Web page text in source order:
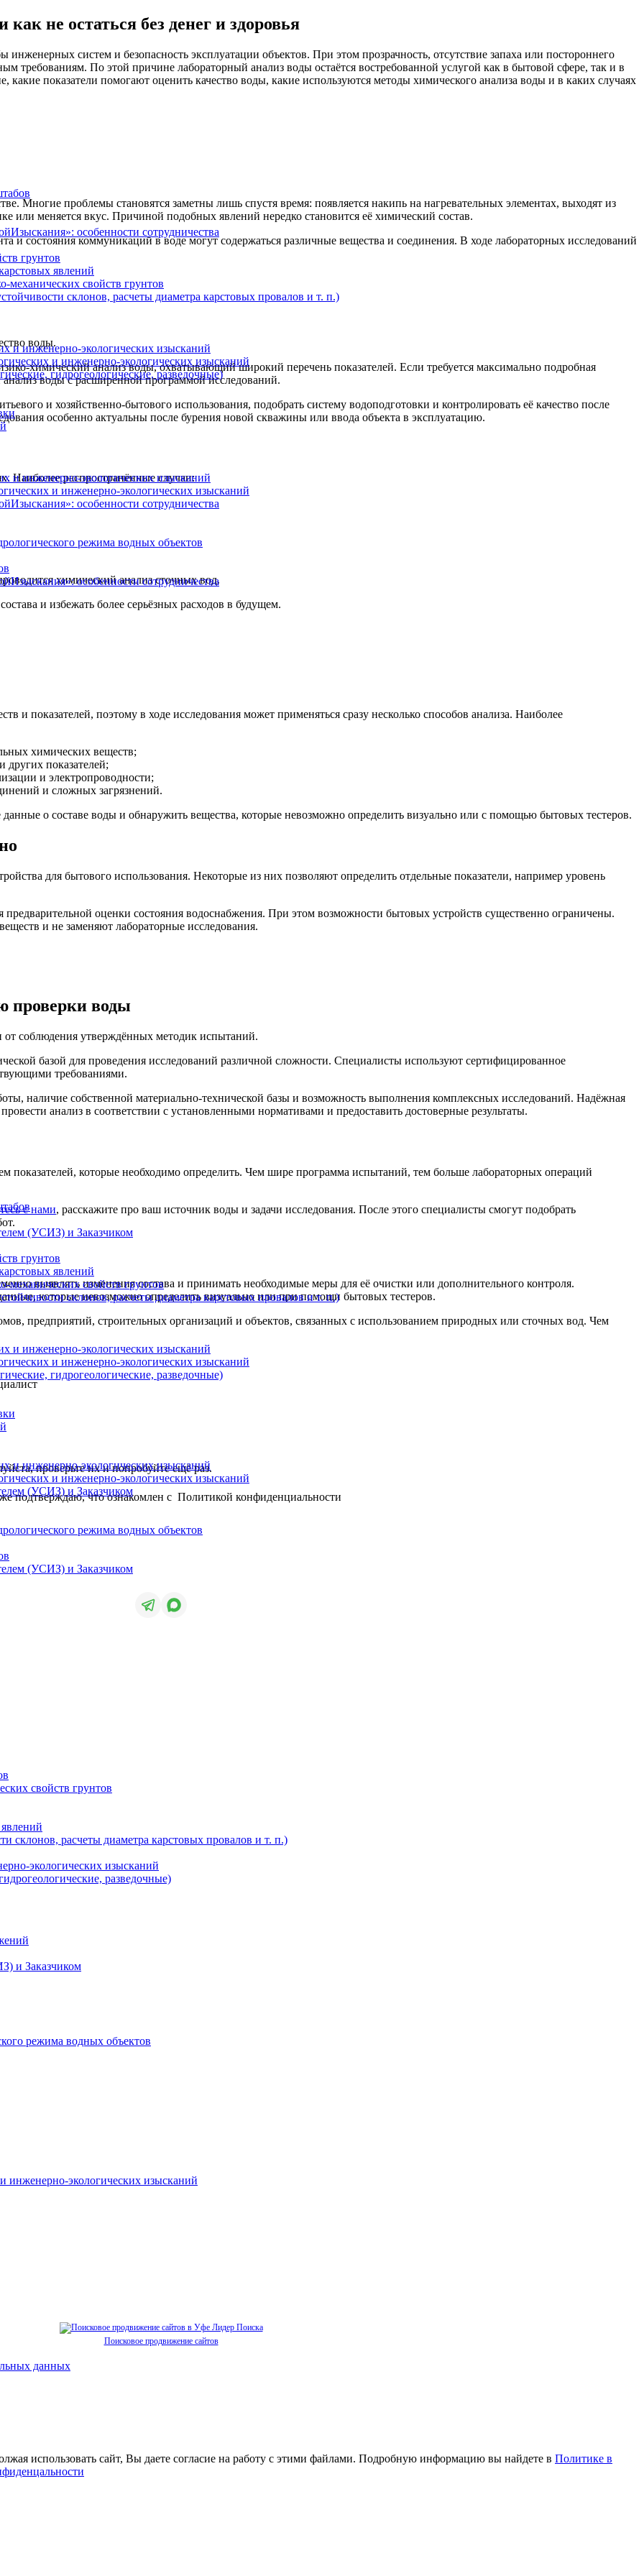
особенности сотрудничества
грунтов
явлений
механических свойств грунтов
склонов, расчеты диаметра карстовых провалов и т. п.)
и инженерно-экологических изысканий
и инженерно-экологических изысканий
гидрогеологические, разведочные)
и инженерно-экологических изысканий
и инженерно-экологических изысканий
особенности сотрудничества
режима водных объектов
особенности сотрудничества
(УСИЗ) и Заказчиком
грунтов
явлений
механических свойств грунтов
склонов, расчеты диаметра карстовых провалов и т. п.)
и инженерно-экологических изысканий
и инженерно-экологических изысканий
гидрогеологические, разведочные)
и инженерно-экологических изысканий
и инженерно-экологических изысканий
(УСИЗ) и Заказчиком
режима водных объектов
(УСИЗ) и Заказчиком
не остаться без денег и здоровья
систем и безопасность эксплуатации объектов. При этом прозрачность, отсутствие запаха или постороннего
требованиям. По этой причине лабораторный анализ воды остаётся востребованной услугой как в бытовой сфере, так и в
показатели помогают оценить качество воды, какие используются методы химического анализа воды и в каких случаях
Многие проблемы становятся заметны лишь спустя время: появляется накипь на нагревательных элементах, выходят из
или меняется вкус. Причиной подобных явлений нередко становится её химический состав.
и состояния коммуникаций в воде могут содержаться различные вещества и соединения. В ходе лабораторных исследований
воды.
химический анализ воды, охватывающий широкий перечень показателей. Если требуется максимально подробная
воды с расширенной программой исследований.
и хозяйственно-бытового использования, подобрать систему водоподготовки и контролировать её качество после
особенно актуальны после бурения новой скважины или ввода объекта в эксплуатацию.
Наиболее распространённые случаи:
химический анализ сточных вод.
и избежать более серьёзных расходов в будущем.
и показателей, поэтому в ходе исследования может применяться сразу несколько способов анализа. Наиболее
химических веществ;
показателей;
и электропроводности;
и сложных загрязнений.
о составе воды и обнаружить вещества, которые невозможно определить визуально или с помощью бытовых тестеров.
для бытового использования. Некоторые из них позволяют определить отдельные показатели, например уровень
оценки состояния водоснабжения. При этом возможности бытовых устройств существенно ограничены.
и не заменяют лабораторные исследования.
проверки воды
от соблюдения утверждённых методик испытаний.
базой для проведения исследований различной сложности. Специалисты используют сертифицированное
требованиями.
наличие собственной материально-технической базы и возможность выполнения комплексных исследований. Надёжная
анализ в соответствии с установленными нормативами и предоставить достоверные результаты.
показателей, которые необходимо определить. Чем шире программа испытаний, тем больше лабораторных операций
с нами, расскажите про ваш источник воды и задачи исследования. После этого специалисты смогут подобрать
выявлять изменения состава и принимать необходимые меры для её очистки или дополнительного контроля.
которые невозможно определить визуально или при помощи бытовых тестеров.
предприятий, строительных организаций и объектов, связанных с использованием природных или сточных вод. Чем
проверьте их и попробуйте ещё раз.
подтверждаю, что ознакомлен с Политикой конфиденциальности
свойств грунтов
склонов, расчеты диаметра карстовых провалов и т. п.)
экологических изысканий
разведочные)
и Заказчиком
режима водных объектов
инженерно-экологических изысканий
Поисковое продвижение сайтов
данных
использовать сайт, Вы даете согласие на работу с этими файлами. Подробную информацию вы найдете в Политике в